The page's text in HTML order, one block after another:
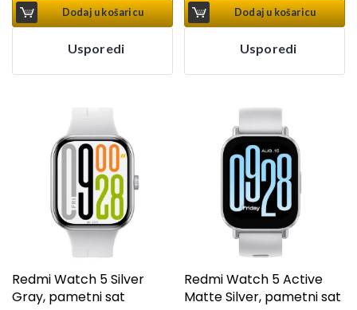
Dodaj u košaricu
Usporedi
Dodaj u košaricu
Usporedi
Redmi Watch 5 Silver
Gray, pametni sat
Redmi Watch 5 Active
Matte Silver, pametni sat